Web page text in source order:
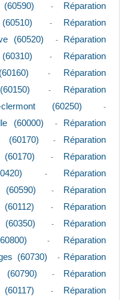
-
Réparation
-
Réparation
(60520)
-
Réparation
-
Réparation
-
Réparation
-
Réparation
clermont (60250)
-
(60000) -
Réparation
(60170)
-
Réparation
-
Réparation
-
Réparation
-
Réparation
-
Réparation
-
Réparation
-
Réparation
(60730)
- Réparation
(60790)
-
Réparation
-
Réparation